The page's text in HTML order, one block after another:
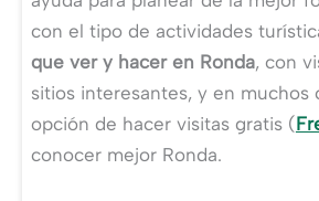
con el tipo de actividades
que ver y hacer en Ronda, con
sitios interesantes, y en muchos
opción de hacer visitas gratis (
conocer mejor Ronda.